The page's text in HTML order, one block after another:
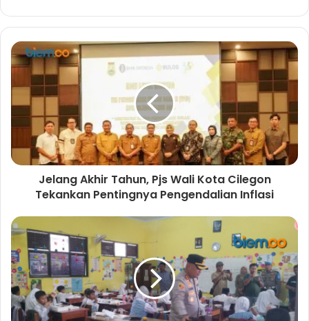
e
b
s
t
e
a
c
e
o
o
k
s
t
a
r
a
m
Jelang Akhir Tahun, Pjs Wali Kota Cilegon
Tekankan Pentingnya Pengendalian Inflasi